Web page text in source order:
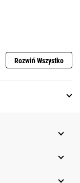
Rozwiń Wszystko